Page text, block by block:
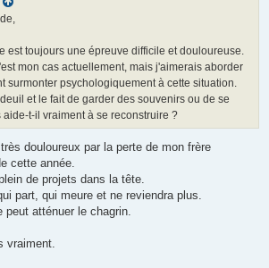
est toujours une épreuve difficile et douloureuse.
mon cas actuellement, mais j'aimerais aborder
surmonter psychologiquement à cette situation.
et le fait de garder des souvenirs ou de se
t-il vraiment à se reconstruire ?
douloureux par la perte de mon frère
cette année.
de projets dans la tête.
part, qui meure et ne reviendra plus.
atténuer le chagrin.
vraiment.